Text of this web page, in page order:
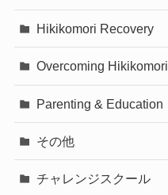
Hikikomori Recovery
Overcoming Hikikomori
Parenting & Education
その他
チャレンジスクール